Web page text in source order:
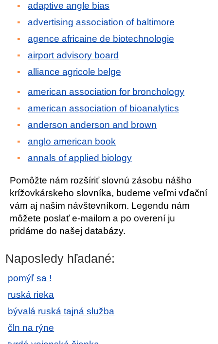
adaptive angle bias
advertising association of baltimore
agence africaine de biotechnologie
airport advisory board
alliance agricole belge
american association for bronchology
american association of bioanalytics
anderson anderson and brown
anglo american book
annals of applied biology
Pomôžte nám rozšíriť slovnú zásobu nášho
krížovkárskeho slovníka, budeme veľmi vďační
vám aj našim návštevníkom. Legendu nám
môžete poslať e-mailom a po overení ju
pridáme do našej databázy.
Naposledy hľadané:
pomýľ sa !
ruská rieka
bývalá ruská tajná služba
čln na rýne